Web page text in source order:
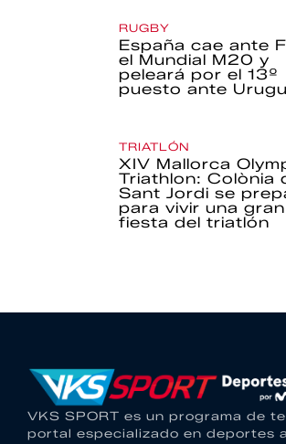
RUGBY
España cae ante
el Mundial M20 y
peleará por el 13º
puesto ante
TRIATLÓN
XIV Mallorca
Triathlon: Colònia
Sant Jordi se
para vivir una gran
fiesta del triatlón
VKS SPORT es un programa de
portal especializado en deportes